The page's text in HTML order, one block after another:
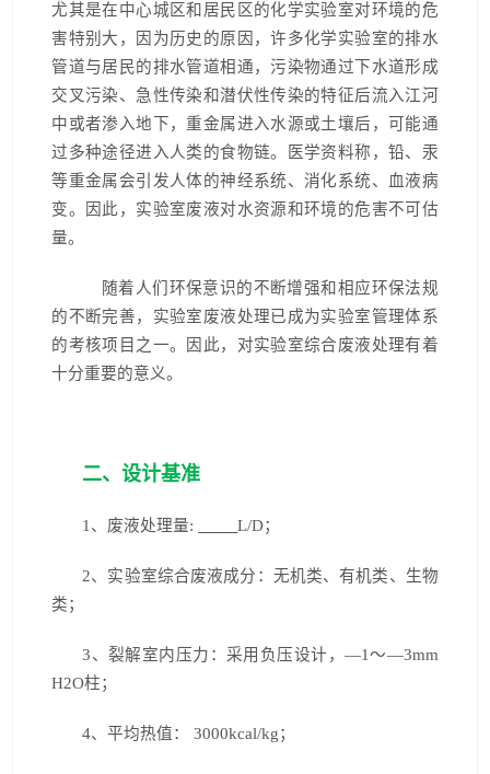
尤其是在中心城区和居民区的化学实验室对环境的危
害特别大，因为历史的原因，许多化学实验室的排水
管道与居民的排水管道相通，污染物通过下水道形成
交叉污染、急性传染和潜伏性传染的特征后流入江河
中或者渗入地下，重金属进入水源或土壤后，可能通
过多种途径进入人类的食物链。医学资料称，铅、汞
等重金属会引发人体的神经系统、消化系统、血液病
变。因此，实验室废液对水资源和环境的危害不可估
量。
随着人们环保意识的不断增强和相应环保法规
的不断完善，实验室废液处理已成为实验室管理体系
的考核项目之一。因此，对实验室综合废液处理有着
十分重要的意义。
二、设计基准
1 、废液处理量: L/D；
2、实验室综合废液成分：无机类、有机类、生物
类；
3、裂解室内压力：采用负压设计，—1～—3mm
H2O柱；
4、平均热值： 3000kcal/kg；